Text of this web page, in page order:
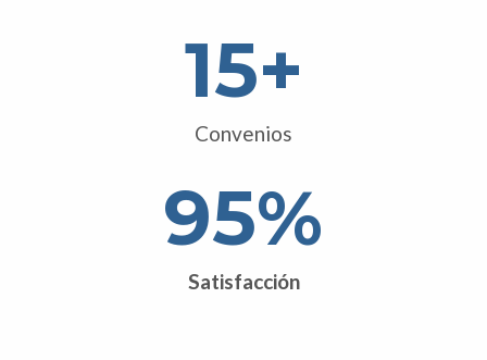
Convenios
15+
Satisfacción
95%